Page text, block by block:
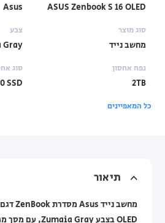
ASUS Zenbook S 16 OLED
Asus
סוג מוצר
מחשב נייד
צבע
Gray
נפח אחסון
2TB
סוג
SSD
כל המאפיינים
תיאור